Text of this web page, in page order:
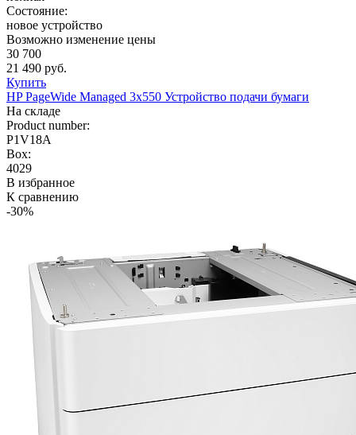
Состояние:
новое устройство
Возможно изменение цены
30 700
21 490 руб.
Купить
HP PageWide Managed 3x550 Устройство подачи бумаги
На складе
Product number:
P1V18A
Box:
4029
В избранное
К сравнению
-30%